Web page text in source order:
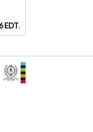
EDT.